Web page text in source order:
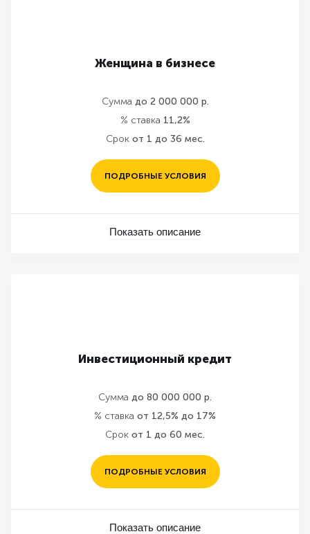
Женщина в бизнесе
Сумма до 2 000 000 р.
% ставка 11,2%
Срок от 1 до 36 мес.
ПОДРОБНЫЕ УСЛОВИЯ
Показать описание
Инвестиционный кредит
Сумма до 80 000 000 р.
% ставка от 12,5% до 17%
Срок от 1 до 60 мес.
ПОДРОБНЫЕ УСЛОВИЯ
Показать описание